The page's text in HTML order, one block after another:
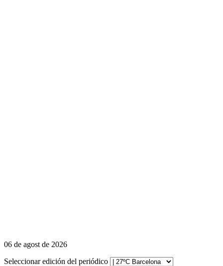
06 de agost de 2026
Seleccionar edición del periódico